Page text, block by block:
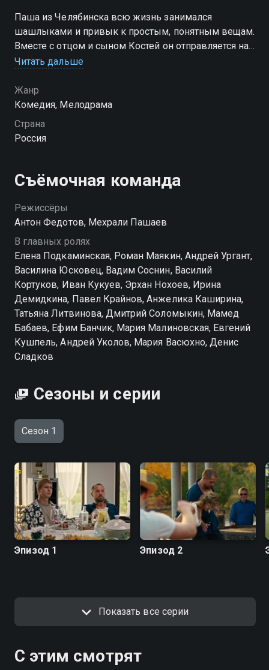
Паша из Челябинска всю жизнь занимался
шашлыками и привык к простым, понятным вещам.
Вместе с отцом и сыном Костей он отправляется на
юг после неожиданной новости о наследстве —
шанс изменить привычную жизнь и попробовать
себя в совершенно новом деле, о котором раньше
он почти ничего не знал. Вторая часть хозяйства
принадлежит Сергею Гордееву — человеку,
характер, вкус и свою особую ценность. Рядом с
ним всегда дочь Оксана и внучка Мила, которые так
же живут этим делом. Проблема в том, что Паша
считает вино обычной кислой ерундой и совсем не
совершенно разным семьям придётся стать
партнёрами, чтобы спасти общий бизнес от развала.
Но договориться будет непросто, когда взгляды на
жизнь у всех слишком разные. Смотреть сериал
«Виноделы» онлайн в хорошем качестве вы можете
в подписке WINK в Смотрёшке.
Читать дальше
Жанр
Комедия, Мелодрама
Страна
Россия
Съёмочная команда
Режиссёры
Антон Федотов, Мехрали Пашаев
В главных ролях
Елена Подкаминская, Роман Маякин, Андрей Ургант,
Василина Юсковец, Вадим Соснин, Василий
Кортуков, Иван Кукуев, Эрхан Нохоев, Ирина
Демидкина, Павел Крайнов, Анжелика Каширина,
Татьяна Литвинова, Дмитрий Соломыкин, Мамед
Бабаев, Ефим Банчик, Мария Малиновская, Евгений
Кушпель, Андрей Уколов, Мария Васюхно, Денис
Сладков
Сезоны и серии
Сезон 1
Эпизод 1 Эпизод 2
Показать все серии
С этим смотрят